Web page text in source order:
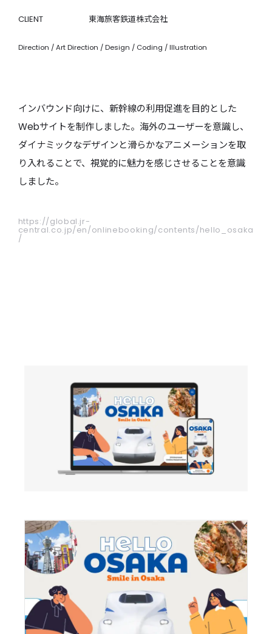
CLIENT 東海旅客鉄道株式会社
Direction / Art Direction / Design / Coding / Illustration
インバウンド向けに、新幹線の利用促進を目的とした
Webサイトを制作しました。海外のユーザーを意識し、
ダイナミックなデザインと滑らかなアニメーションを取
り入れることで、視覚的に魅力を感じさせることを意識
しました。
https://global.jr-
central.co.jp/en/onlinebooking/contents/hello_osaka
/